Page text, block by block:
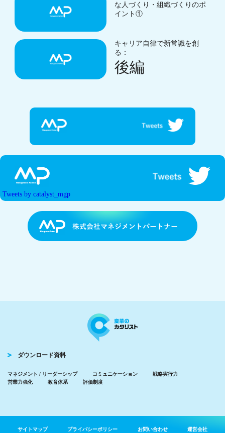
な人づくり・組織づくりのポ
イント①
キャリア自律で新常識を創
る：
後編
Tweets by catalyst_mgp
ダウンロード資料
マネジメント / リーダーシップ コミュニケーション
戦略実行力
営業力強化
教育体系 評価制度
サイトマップ プライバシーポリシー お問い合わせ 運営会社